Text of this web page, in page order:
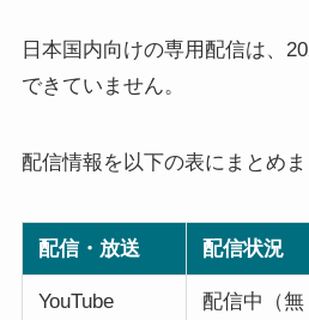
日本国内向けの専用配信は、
できていません。
配信情報を以下の表にまとめま
配信・放送 配信状況
YouTube 配信中（無